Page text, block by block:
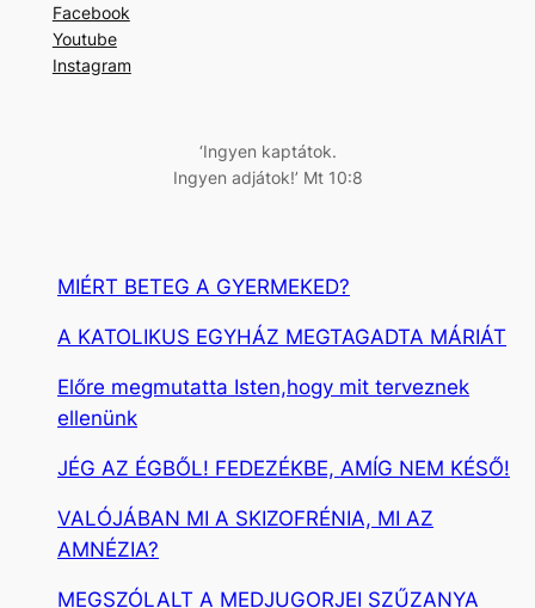
e
s
Facebook
Youtube
Instagram
‘Ingyen kaptátok.
Ingyen adjátok!’ Mt 10:8
MIÉRT BETEG A GYERMEKED?
A KATOLIKUS EGYHÁZ MEGTAGADTA MÁRIÁT
Előre megmutatta Isten,hogy mit terveznek
ellenünk
JÉG AZ ÉGBŐL! FEDEZÉKBE, AMÍG NEM KÉSŐ!
VALÓJÁBAN MI A SKIZOFRÉNIA, MI AZ
AMNÉZIA?
MEGSZÓLALT A MEDJUGORJEI SZŰZANYA